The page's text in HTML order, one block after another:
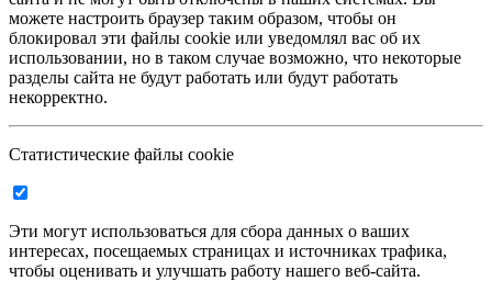
можете настроить браузер таким образом, чтобы он
блокировал эти файлы cookie или уведомлял вас об их
использовании, но в таком случае возможно, что некоторые
разделы сайта не будут работать или будут работать
некорректно.
Статистические файлы cookie
Эти могут использоваться для сбора данных о ваших
интересах, посещаемых страницах и источниках трафика,
чтобы оценивать и улучшать работу нашего веб-сайта.